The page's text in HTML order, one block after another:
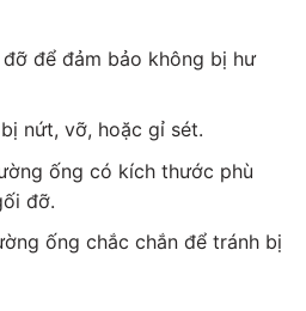
để đảm bảo không bị hư
nứt, vỡ, hoặc gỉ sét.
ống có kích thước phù
đỡ.
ống chắc chắn để tránh bị